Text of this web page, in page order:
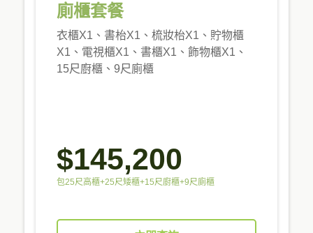
廁櫃套餐
衣櫃X1、書枱X1、梳妝枱X1、貯物櫃
X1、電視櫃X1、書櫃X1、飾物櫃X1、
15尺廚櫃、9尺廁櫃
$145,200
包25尺高櫃+25尺矮櫃+15尺廚櫃+9尺廁櫃